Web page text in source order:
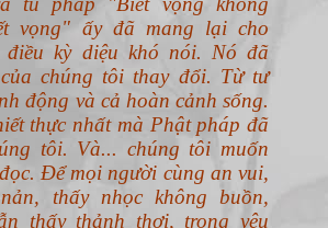
vọng" ấy đã mang lại cho
điều kỳ diệu khó nói. Nó đã
chúng tôi thay đổi. Từ tư
động và cả hoàn cảnh sống.
thực nhất mà Phật pháp đã
tôi. Và... chúng tôi muốn
Để mọi người cùng an vui,
thấy nhọc không buồn,
thấy thảnh thơi, trong yêu